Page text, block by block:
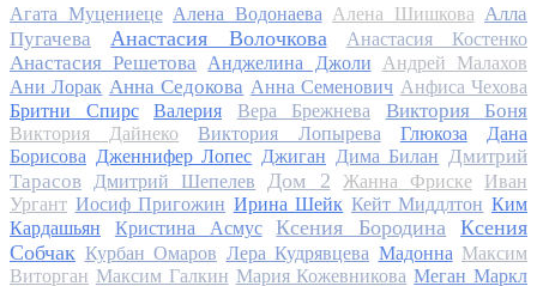
Агата Муцениеце Алена Водонаева Алена Шишкова Алла
Пугачева
Анастасия Волочкова Анастасия Костенко
Анастасия Решетова Анджелина Джоли
Андрей Малахов
Ани Лорак Анна Седокова Анна Семенович Анфиса Чехова
Бритни Спирс
Валерия Вера Брежнева Виктория Боня
Виктория Дайнеко Виктория Лопырева Глюкоза
Дана
Борисова Дженнифер Лопес Джиган Дима Билан Дмитрий
Тарасов
Дмитрий Шепелев Дом 2 Жанна Фриске
Иван
Ургант Иосиф Пригожин Ирина Шейк Кейт Миддлтон Ким
Кардашьян
Кристина Асмус Ксения Бородина
Ксения
Собчак Курбан Омаров Лера Кудрявцева Мадонна Максим
Виторган Максим Галкин Мария Кожевникова Меган Маркл